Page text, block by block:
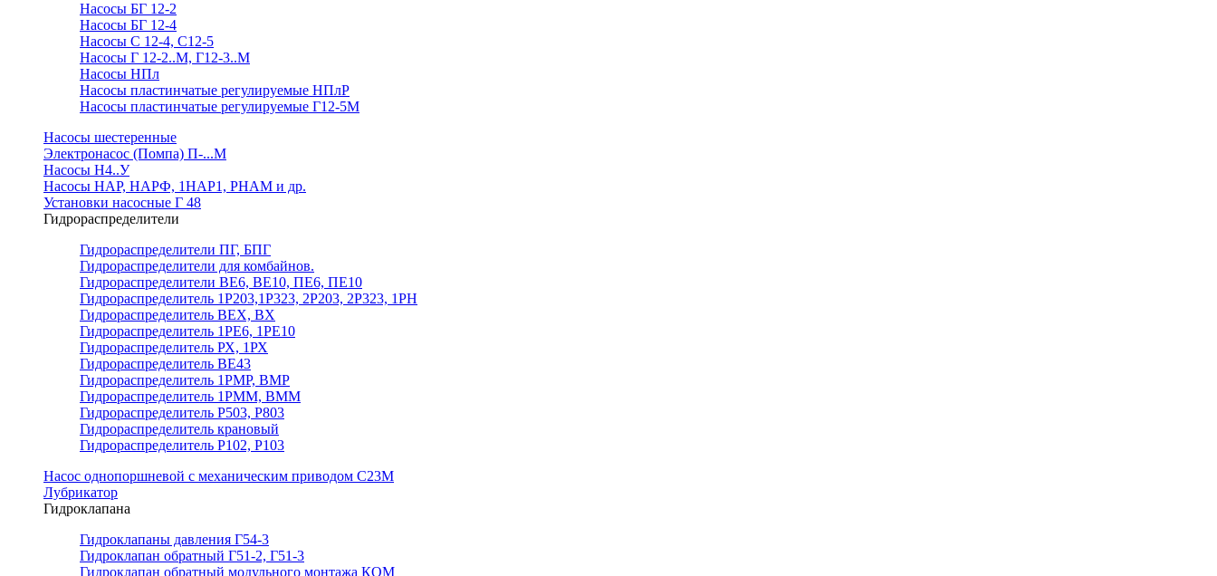
Насосы БГ 12-2
Насосы БГ 12-4
Насосы С 12-4, С12-5
Насосы Г 12-2..М, Г12-3..М
Насосы НПл
Насосы пластинчатые регулируемые НПлР
Насосы пластинчатые регулируемые Г12-5М
Насосы шестеренные
Электронасос (Помпа) П-...М
Насосы Н4..У
Насосы НАР, НАРФ, 1НАР1, РНАМ и др.
Установки насосные Г 48
Гидрораспределители
Гидрораспределители ПГ, БПГ
Гидрораспределители для комбайнов.
Гидрораспределители ВЕ6, ВЕ10, ПЕ6, ПЕ10
Гидрораспределитель 1Р203,1Р323, 2Р203, 2Р323, 1РН
Гидрораспределитель ВЕХ, ВХ
Гидрораспределитель 1РЕ6, 1РЕ10
Гидрораспределитель РХ, 1РХ
Гидрораспределитель ВЕ43
Гидрораспределитель 1РМР, ВМР
Гидрораспределитель 1РММ, ВММ
Гидрораспределитель Р503, Р803
Гидрораспределитель крановый
Гидрораспределитель Р102, Р103
Насос однопоршневой с механическим приводом С23М
Лубрикатор
Гидроклапана
Гидроклапаны давления Г54-3
Гидроклапан обратный Г51-2, Г51-3
Гидроклапан обратный модульного монтажа КОМ